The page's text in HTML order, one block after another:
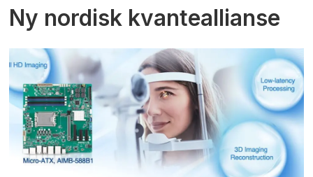
Ny nordisk kvanteallianse